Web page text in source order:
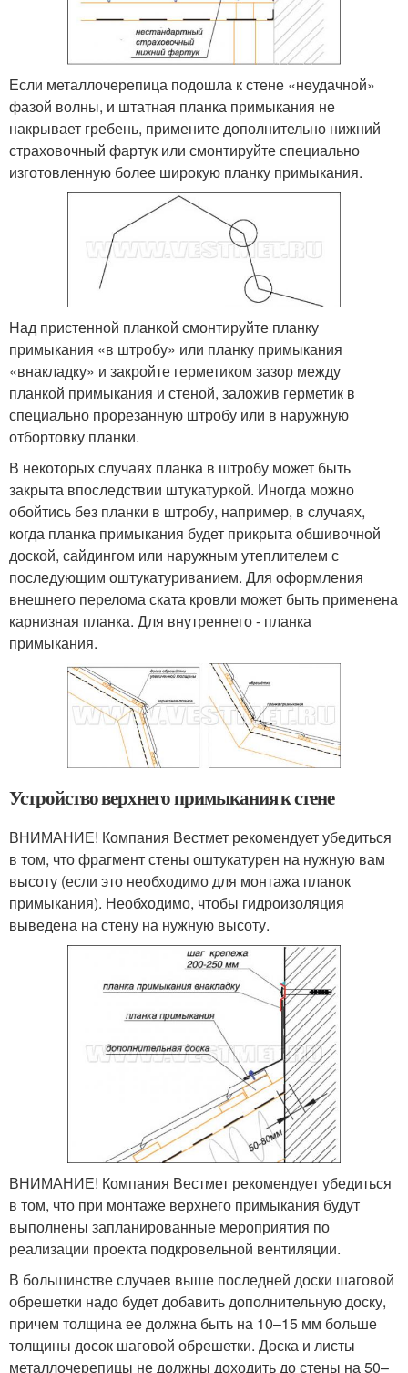
Если металлочерепица подошла к стене «неудачной»
фазой волны, и штатная планка примыкания не
накрывает гребень, примените дополнительно нижний
страховочный фартук или смонтируйте специально
изготовленную более широкую планку примыкания.
Над пристенной планкой смонтируйте планку
примыкания «в штробу» или планку примыкания
«внакладку» и закройте герметиком зазор между
планкой примыкания и стеной, заложив герметик в
специально прорезанную штробу или в наружную
отбортовку планки.
В некоторых случаях планка в штробу может быть
закрыта впоследствии штукатуркой. Иногда можно
обойтись без планки в штробу, например, в случаях,
когда планка примыкания будет прикрыта обшивочной
доской, сайдингом или наружным утеплителем с
последующим оштукатуриванием. Для оформления
внешнего перелома ската кровли может быть применена
карнизная планка. Для внутреннего - планка
примыкания.
Устройство верхнего примыкания к стене
ВНИМАНИЕ! Компания Вестмет рекомендует убедиться
в том, что фрагмент стены оштукатурен на нужную вам
высоту (если это необходимо для монтажа планок
примыкания). Необходимо, чтобы гидроизоляция
выведена на стену на нужную высоту.
ВНИМАНИЕ! Компания Вестмет рекомендует убедиться
в том, что при монтаже верхнего примыкания будут
выполнены запланированные мероприятия по
реализации проекта подкровельной вентиляции.
В большинстве случаев выше последней доски шаговой
обрешетки надо будет добавить дополнительную доску,
причем толщина ее должна быть на 10–15 мм больше
толщины досок шаговой обрешетки. Доска и листы
металлочерепицы не должны доходить до стены на 50–